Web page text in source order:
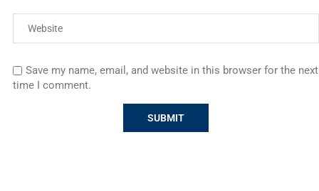
Save my name, email, and website in this browser for the next
time I comment.